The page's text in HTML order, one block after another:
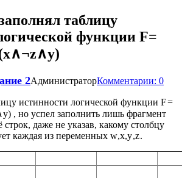
таблицу
функции F=
2АдминистраторКомментарии: 0
истинности логической функции F=
y) , но успел заполнить лишь фрагмент
строк, даже не указав, какому столбцу
каждая из переменных w,x,y,z.